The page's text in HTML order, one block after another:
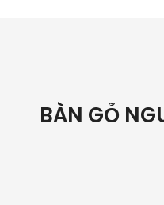
BÀN GỖ